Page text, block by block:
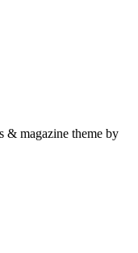
& magazine theme by